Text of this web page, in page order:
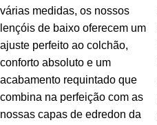
várias medidas, os nossos
lençóis de baixo oferecem um
ajuste perfeito ao colchão,
conforto absoluto e um
acabamento requintado que
combina na perfeição com as
nossas capas de edredon da